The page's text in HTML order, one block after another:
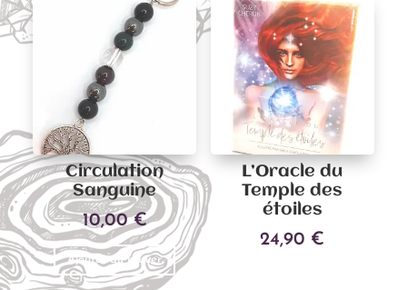
Les
options
la
page
du
produit
Les
options
sur
Circulation
Sanguine
10,00€
Ajouter au panier
L’Oracle du
Temple des
étoiles
24,90 €